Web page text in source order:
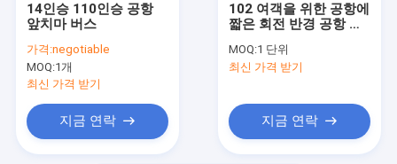
소식
조회를 요청하다
14인승 110인승 공항
앞치마 버스
가격:negotiable
MOQ:1개
최신 가격 받기
지금 연락
102 여객을 위한 공항에
짧은 회전 반경 공항 앞
버스
MOQ:1 단위
최신 가격 받기
지금 연락